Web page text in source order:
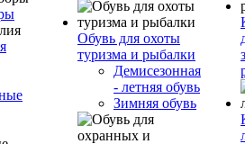
Обувь для охоты
туризма и рыбалки
Демисезонная
- летняя обувь
Зимняя обувь